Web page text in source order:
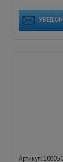
Артикул: